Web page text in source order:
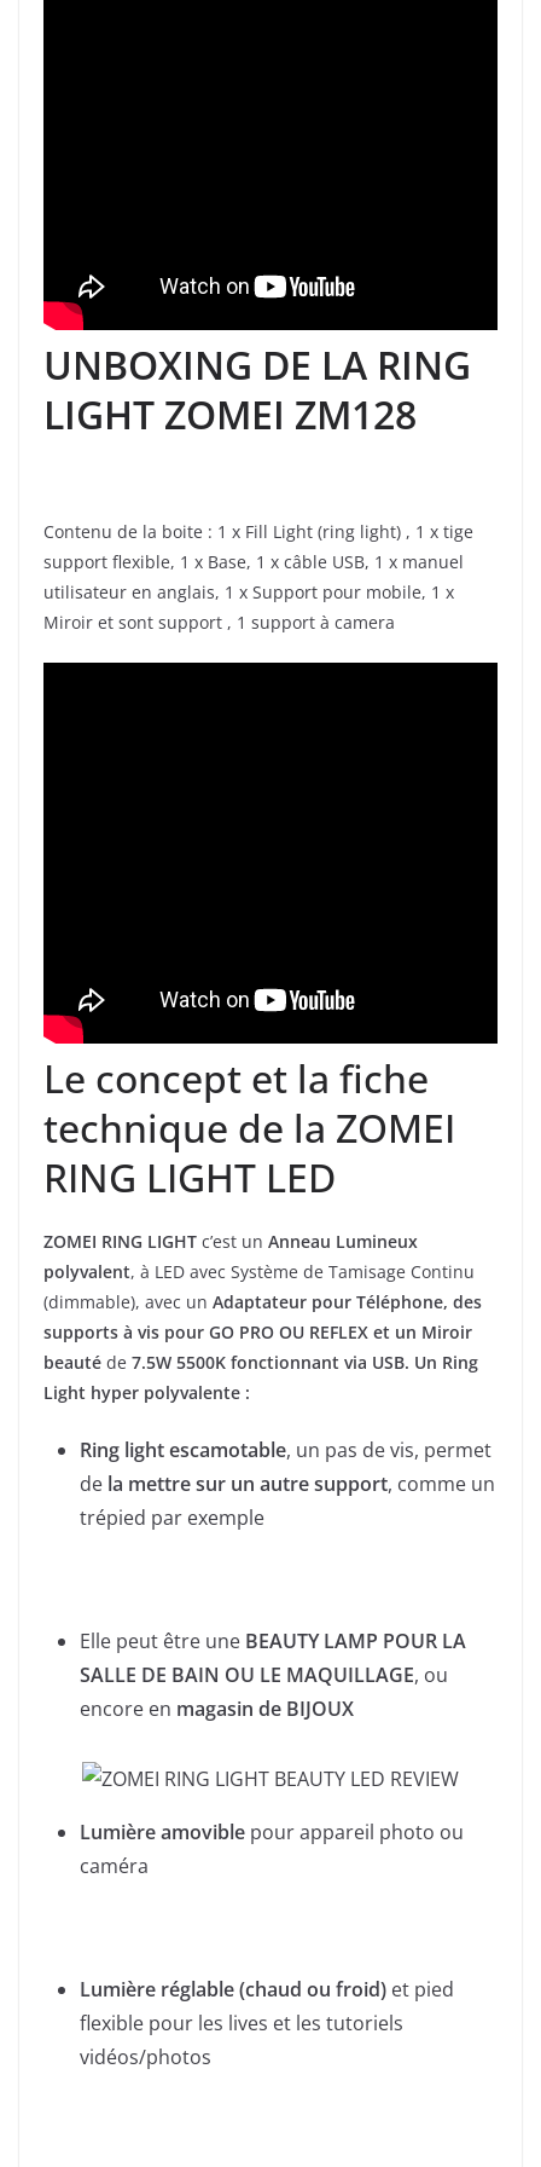
UNBOXING DE LA RING
LIGHT ZOMEI ZM128
Contenu de la boite : 1 x Fill Light (ring light) , 1 x tige
support flexible, 1 x Base, 1 x câble USB, 1 x manuel
utilisateur en anglais, 1 x Support pour mobile, 1 x
Miroir et sont support , 1 support à camera
Le concept et la fiche
technique de la ZOMEI
RING LIGHT LED
ZOMEI RING LIGHT c’est un Anneau Lumineux
polyvalent, à LED avec Système de Tamisage Continu
(dimmable), avec un Adaptateur pour Téléphone, des
supports à vis pour GO PRO OU REFLEX et un Miroir
beauté de 7.5W 5500K fonctionnant via USB. Un Ring
Light hyper polyvalente :
Ring light escamotable, un pas de vis, permet
de la mettre sur un autre support, comme un
trépied par exemple
Elle peut être une BEAUTY LAMP POUR LA
SALLE DE BAIN OU LE MAQUILLAGE, ou
encore en magasin de BIJOUX
Lumière amovible pour appareil photo ou
caméra
Lumière réglable (chaud ou froid) et pied
flexible pour les lives et les tutoriels
vidéos/photos